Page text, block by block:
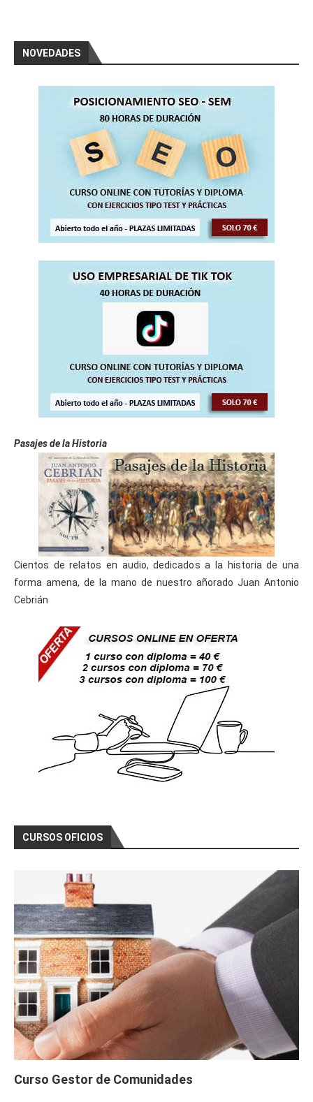
NOVEDADES
Pasajes de la Historia
Cientos de relatos en audio, dedicados a la historia de una
forma amena, de la mano de nuestro añorado Juan Antonio
Cebrián
CURSOS OFICIOS
Curso Gestor de Comunidades